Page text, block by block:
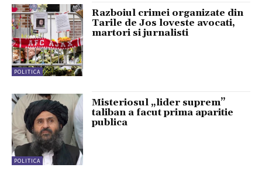
POLITICA
Razboiul crimei organizate din
Tarile de Jos loveste avocati,
martori si jurnalisti
POLITICA
Misteriosul „lider suprem”
taliban a facut prima aparitie
publica